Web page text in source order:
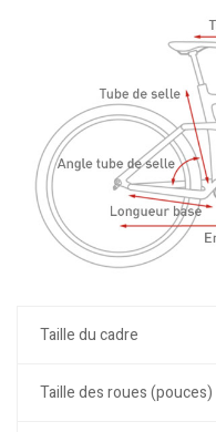
Taille du cadre
Taille des roues (pouces)